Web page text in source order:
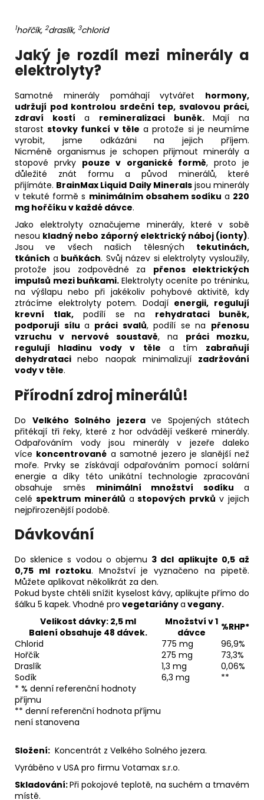
1hořčík, 2draslík, 3chlorid
Jaký je rozdíl mezi minerály a
elektrolyty?
Samotné minerály pomáhají vytvářet hormony,
udržují pod kontrolou srdeční tep, svalovou práci,
zdraví kostí a remineralizaci buněk.
Mají na
staroststovky funkcí v těle a protože si je neumíme
vyrobit, jsme odkázáni na jejich příjem.
Nicméně organismus je schopen přijmout minerály a
stopové prvky pouze v organické formě, proto je
důležité znát formu a původ minerálů, které
přijímáte. BrainMax Liquid Daily Mineralsjsou minerály
v tekuté formě s minimálním obsahem sodíku a 220
mg hořčíku v každé dávce.
Jako elektrolyty označujeme minerály, které v sobě
nesou kladný nebo záporný elektrický náboj(ionty).
Jsou ve všech našich tělesných tekutinách,
tkáních a buňkách. Svůj název si elektrolyty vysloužily,
protože jsou zodpovědné za přenos elektrických
impulsů mezi buňkami. Elektrolyty oceníte po tréninku,
na výšlapu nebo při jakékoliv pohybové aktivitě, kdy
ztrácíme elektrolyty potem. Dodají energii, regulují
krevní tlak,podílí se na rehydrataci buněk,
podporují sílua práci svalů, podílí se na přenosu
vzruchu v nervové soustavě, na práci mozku,
regulují hladinu vody v těle a tím zabraňují
dehydratacinebo naopak minimalizují zadržování
vody v těle.
Přírodní zdroj minerálů!
Do Velkého Solného jezerave Spojených státech
přitékají tři řeky, které z hor odvádějí veškeré minerály.
Odpařováním vody jsou minerály v jezeře daleko
více koncentrované a samotné jezero je slanější než
moře. Prvky se získávají odpařováním pomocí solární
energie a díky této unikátní technologie zpracování
obsahuje směs minimální množství sodíku
a
celé spektrum minerálů a stopových prvků v jejich
nejpřirozenější podobě.
Dávkování
Do sklenice s vodou o objemu 3 dcl aplikujte 0,5 až
0,75 ml roztoku. Množství je vyznačeno na pipetě.
Můžete aplikovat několikrát za den.
Pokud byste chtěli snížit kyselost kávy, aplikujte přímo do
šálku 5 kapek. Vhodné pro vegetariánya vegany.
Velikost dávky: 2,5 ml
Balení obsahuje 48 dávek.
Množství v 1
dávce
%RHP*
Chlorid
775 mg
96,9%
Hořčík
275 mg
73,3%
Draslík
1,3 mg
0,06%
Sodík
6,3 mg
**
* % denní referenční hodnoty
příjmu
** denní referenční hodnota příjmu
není stanovena
Složení: Koncentrát z Velkého Solného jezera.
Vyráběno v USA pro firmu Votamax s.r.o.
Skladování:Při pokojové teplotě, na suchém a tmavém
místě.